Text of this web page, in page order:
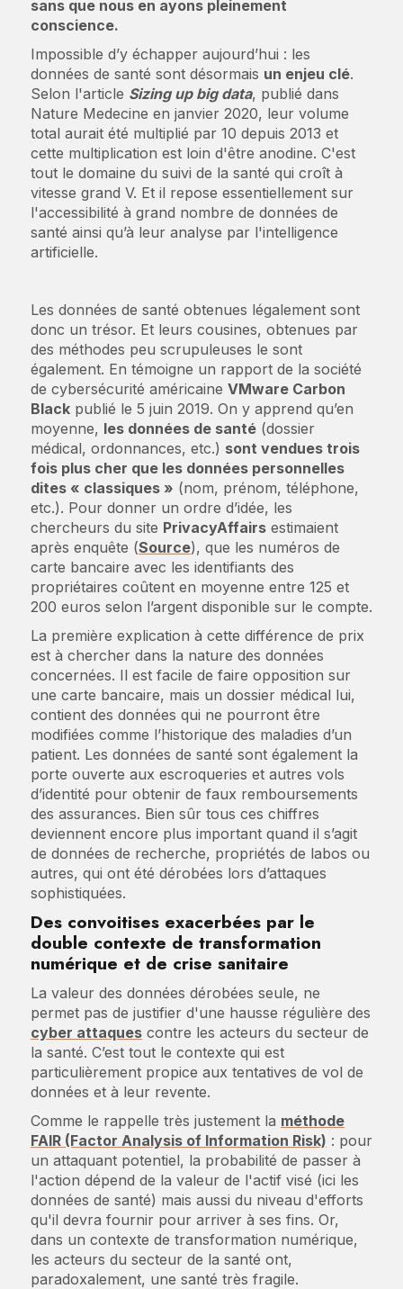
sans que nous en ayons pleinement
conscience.
Impossible d’y échapper aujourd’hui : les
données de santé sont désormais un enjeu clé.
Selon l'article Sizing up big data, publié dans
Nature Medecine en janvier 2020, leur volume
total aurait été multiplié par 10 depuis 2013 et
cette multiplication est loin d'être anodine. C'est
tout le domaine du suivi de la santé qui croît à
vitesse grand V. Et il repose essentiellement sur
l'accessibilité à grand nombre de données de
santé ainsi qu’à leur analyse par l'intelligence
artificielle.
Les données de santé obtenues légalement sont
donc un trésor. Et leurs cousines, obtenues par
des méthodes peu scrupuleuses le sont
également. En témoigne un rapport de la société
de cybersécurité américaine VMware Carbon
Blackpublié le 5 juin 2019. On y apprend qu’en
moyenne, les données de santé(dossier
médical, ordonnances, etc.) sont vendues trois
fois plus cher que les données personnelles
dites « classiques » (nom, prénom, téléphone,
etc.). Pour donner un ordre d’idée, les
chercheurs du site PrivacyAffairsestimaient
après enquête (Source), que les numéros de
carte bancaire avec les identifiants des
propriétaires coûtent en moyenne entre 125 et
200 euros selon l’argent disponible sur le compte.
La première explication à cette différence de prix
est à chercher dans la nature des données
concernées. Il est facile de faire opposition sur
une carte bancaire, mais un dossier médical lui,
contient des données qui ne pourront être
modifiées comme l’historique des maladies d’un
patient. Les données de santé sont également la
porte ouverte aux escroqueries et autres vols
d’identité pour obtenir de faux remboursements
des assurances. Bien sûr tous ces chiffres
deviennent encore plus important quand il s’agit
de données de recherche, propriétés de labos ou
autres, qui ont été dérobées lors d’attaques
sophistiquées.
Des convoitises exacerbées par le
double contexte de transformation
numérique et de crise sanitaire
La valeur des données dérobées seule, ne
permet pas de justifier d'une hausse régulière des
cyber attaquescontre les acteurs du secteur de
la santé. C’est tout le contexte qui est
particulièrement propice aux tentatives de vol de
données et à leur revente.
Comme le rappelle très justement la méthode
FAIR (Factor Analysis of Information Risk) : pour
un attaquant potentiel, la probabilité de passer à
l'action dépend de la valeur de l'actif visé (ici les
données de santé) mais aussi du niveau d'efforts
qu'il devra fournir pour arriver à ses fins. Or,
dans un contexte de transformation numérique,
les acteurs du secteur de la santé ont,
paradoxalement, une santé très fragile.